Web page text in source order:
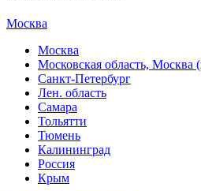
Москва
Москва
Московская область,
Санкт-Петербург
Лен. область
Самара
Тольятти
Тюмень
Калининград
Россия
Крым